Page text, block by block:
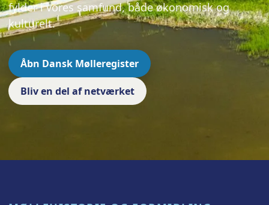
fylder i vores samfund, både økonomisk og
kulturelt.
Åbn Dansk Mølleregister
Bliv en del af netværket